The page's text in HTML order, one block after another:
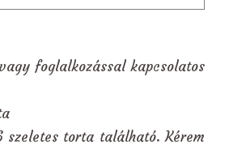
foglalkozással kapcsolatos
szeletes torta található. Kérem